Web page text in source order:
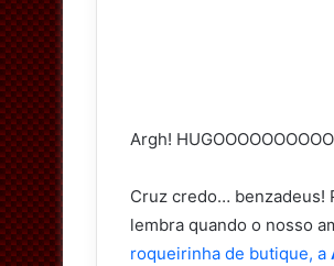
Argh!
Cruz credo… benzadeus!
lembra quando o nosso
roqueirinha de butique, a